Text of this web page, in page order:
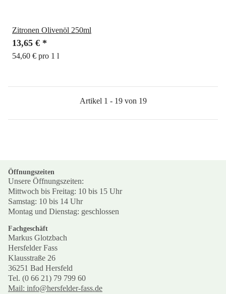
Zitronen Olivenöl 250ml
13,65 € *
54,60 € pro 1 l
Artikel 1 - 19 von 19
Öffnungszeiten
Unsere Öffnungszeiten:
Mittwoch bis Freitag: 10 bis 15 Uhr
Samstag: 10 bis 14 Uhr
Montag und Dienstag: geschlossen
Fachgeschäft
Markus Glotzbach
Hersfelder Fass
Klausstraße 26
36251 Bad Hersfeld
Tel. (0 66 21) 79 799 60
Mail: info@hersfelder-fass.de